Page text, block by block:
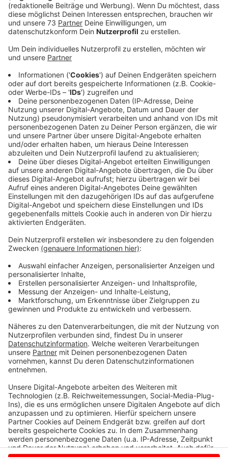
Veröffentlicht:Mittwoch, 16.07.2025 07:00
Anzeige
Fall neu aufgerollt
Anzeige
Am 12. Oktober 2022 war ein junger Bocholter vor dem
Stadion von Borussia Bocholt von mehreren Männern
überfallen, brutal zusammengeschlagen und
lebensgefährlich verletzt worden. Die Täter nahmen
danach 50 Euro und die Autoschlüssel des Opfers mit.
Vor dem Landgericht Münster wurden sie vor zwei
Jahren (Juni 2023) wegen schwerer Körperverletzung
erhielten Bewährungsstrafen. Die Staatsanwaltschaft
fand die Urteile zu milde und hat daraufhin Revision
eingelegt - mit Erfolg. Deswegen wurde der Fall neu
aufgerollt. Das Opfer, der junge Mann, dachte, er trifft
sich mit einer jungen Frau. Doch das war wohl nur ein
Vorwand. Die hatte einen Bekannten gebeten, dem
will. Der gilt als Initiator der Tat.
Anzeige
Anzeige